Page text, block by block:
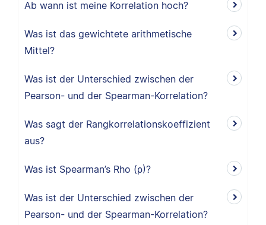
Ab wann ist meine Korrelation hoch?
Was ist das gewichtete arithmetische
Mittel?
Was ist der Unterschied zwischen der
Pearson- und der Spearman-Korrelation?
Was sagt der Rangkorrelationskoeffizient
aus?
Was ist Spearman’s Rho (ρ)?
Was ist der Unterschied zwischen der
Pearson- und der Spearman-Korrelation?